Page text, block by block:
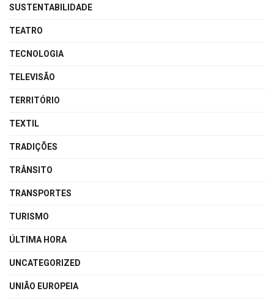
SUSTENTABILIDADE
TEATRO
TECNOLOGIA
TELEVISÃO
TERRITÓRIO
TEXTIL
TRADIÇÕES
TRÂNSITO
TRANSPORTES
TURISMO
ÚLTIMA HORA
UNCATEGORIZED
UNIÃO EUROPEIA